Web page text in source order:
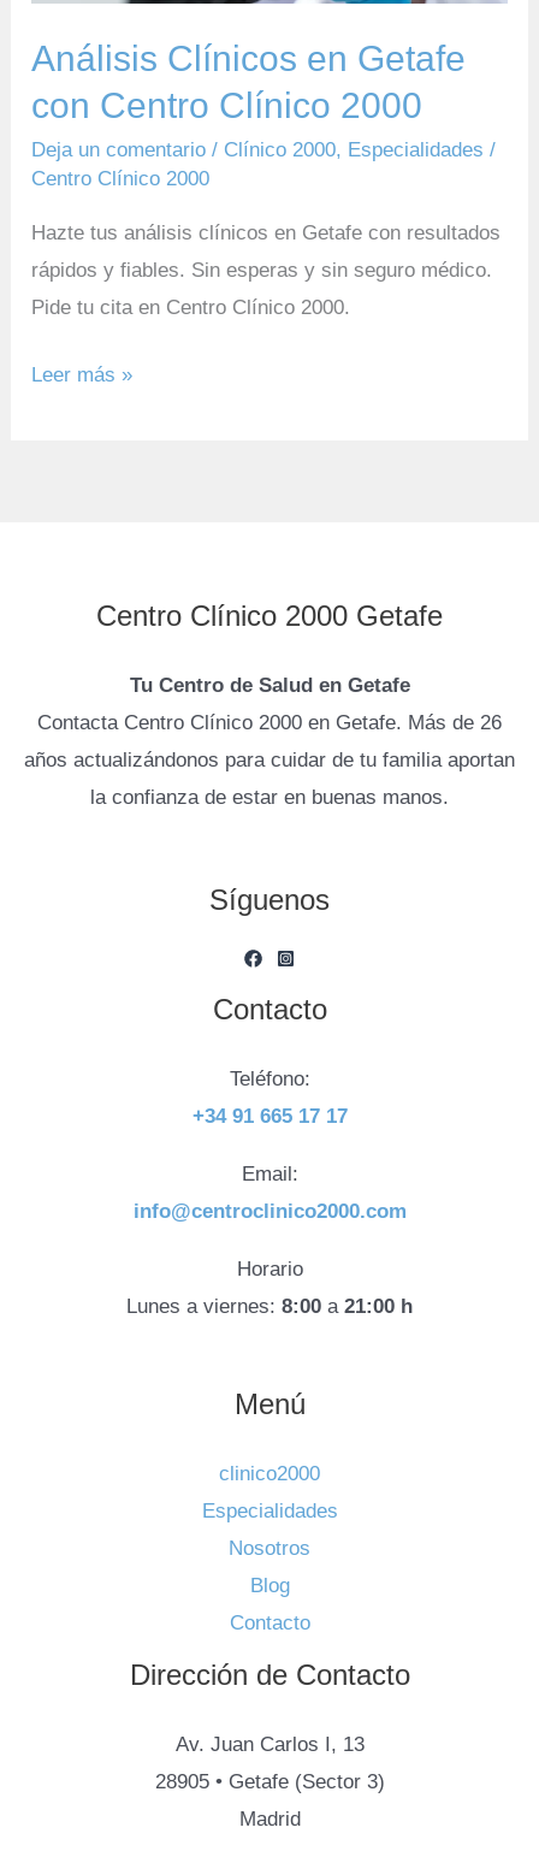
Análisis Clínicos en Getafe
con Centro Clínico 2000
Deja un comentario / Clínico 2000, Especialidades /
Centro Clínico 2000
Hazte tus análisis clínicos en Getafe con resultados
rápidos y fiables. Sin esperas y sin seguro médico.
Pide tu cita en Centro Clínico 2000.
Leer más »
Centro Clínico 2000 Getafe
Tu Centro de Salud en Getafe
Contacta Centro Clínico 2000 en Getafe. Más de 26
años actualizándonos para cuidar de tu familia aportan
la confianza de estar en buenas manos.
Síguenos
Contacto
Teléfono:
+34 91 665 17 17
Email:
info@centroclinico2000.com
Horario
Lunes a viernes: 8:00 a 21:00 h
Menú
clinico2000
Especialidades
Nosotros
Blog
Contacto
Dirección de Contacto
Av. Juan Carlos I, 13
28905 • Getafe (Sector 3)
Madrid